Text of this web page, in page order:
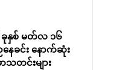
ခုနှစ် မတ်လ ၁၆
ေခင်း နောက်ဆုံး
ာသတင်းများ